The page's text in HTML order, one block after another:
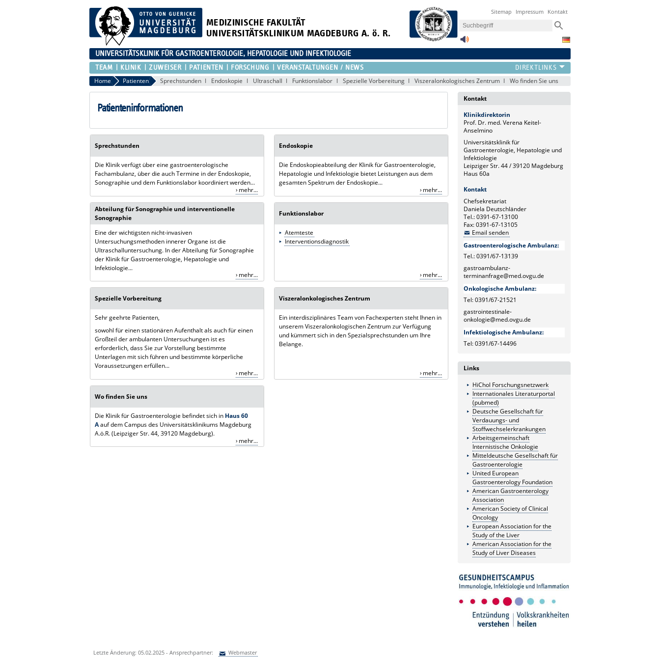
MEDIZINISCHE FAKULTÄT
UNIVERSITÄTSKLINIKUM MAGDEBURG A. ö. R.
Sitemap Impressum Kontakt
UNIVERSITÄTSKLINIK FÜR GASTROENTEROLOGIE, HEPATOLOGIE UND INFEKTIOLOGIE
TEAM KLINIK ZUWEISER PATIENTEN FORSCHUNG VERANSTALTUNGEN / NEWS
Home Patienten Sprechstunden Endoskopie Ultraschall Funktionslabor Spezielle Vorbereitung Viszeralonkologisches Zentrum Wo finden Sie uns
Patienteninformationen
Sprechstunden
Die Klinik verfügt über eine gastroenterologische
Fachambulanz, über die auch Termine in der Endoskopie,
Sonographie und dem Funktionslabor koordiniert werden...
mehr...
Endoskopie
Die Endoskopieabteilung der Klinik für Gastroenterologie,
Hepatologie und Infektiologie bietet Leistungen aus dem
gesamten Spektrum der Endoskopie...
mehr...
Abteilung für Sonographie und interventionelle
Sonographie
Eine der wichtigsten nicht-invasiven
Untersuchungsmethoden innerer Organe ist die
Ultraschalluntersuchung. In der Abteilung für Sonographie
der Klinik für Gastroenterologie, Hepatologie und
Infektiologie...
mehr...
Funktionslabor
Atemteste
Interventionsdiagnostik
mehr...
Spezielle Vorbereitung
Sehr geehrte Patienten,
sowohl für einen stationären Aufenthalt als auch für einen
Großteil der ambulanten Untersuchungen ist es
erforderlich, dass Sie zur Vorstellung bestimmte
Unterlagen mit sich führen und bestimmte körperliche
Voraussetzungen erfüllen...
mehr...
Viszeralonkologisches Zentrum
Ein interdisziplinäres Team von Fachexperten steht Ihnen in
unserem Viszeralonkologischen Zentrum zur Verfügung
und kümmert sich in den Spezialsprechstunden um Ihre
Belange.
mehr...
Wo finden Sie uns
Die Klinik für Gastroenterologie befindet sich in Haus 60
Aauf dem Campus des Universitätsklinikums Magdeburg
A.ö.R. (Leipziger Str. 44, 39120 Magdeburg).
mehr...
Kontakt
Klinikdirektorin
Prof. Dr. med. Verena Keitel-
Anselmino
Universitätsklinik für
Gastroenterologie, Hepatologie und
Infektiologie
Leipziger Str. 44 / 39120 Magdeburg
Haus 60a
Kontakt
Chefsekretariat
Daniela Deutschländer
Tel.: 0391-67-13100
Fax: 0391-67-13105
Email senden
Gastroenterologische Ambulanz:
Tel.: 0391/67-13139
gastroambulanz-
terminanfrage@med.ovgu.de
Onkologische Ambulanz:
Tel: 0391/67-21521
gastrointestinale-
onkologie@med.ovgu.de
Infektiologische Ambulanz:
Tel: 0391/67-14496
Links
HiChol Forschungsnetzwerk
Internationales Literaturportal
(pubmed)
Deutsche Gesellschaft für
Verdauungs- und
Stoffwechselerkrankungen
Arbeitsgemeinschaft
Internistische Onkologie
Mitteldeutsche Gesellschaft für
Gastroenterologie
United European
Gastroenterology Foundation
American Gastroenterology
Association
American Society of Clinical
Oncology
European Association for the
Study of the Liver
American Association for the
Study of Liver Diseases
Letzte Änderung: 05.02.2025 - Ansprechpartner: Webmaster